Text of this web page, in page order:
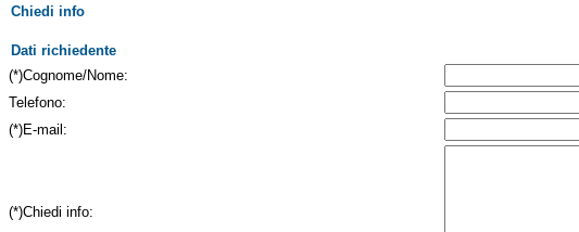
Chiedi info
Dati richiedente
(*)Cognome/Nome:
Telefono:
(*)E-mail:
(*)Chiedi info: